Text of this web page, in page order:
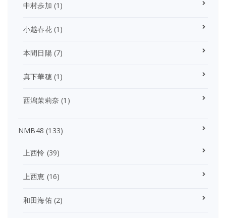
中村歩加 (1)
小越春花(1)
本間日陽(7)
真下華穂(1)
西潟茉莉奈 (1)
NMB48 (133)
上西怜 (39)
上西恵 (16)
和田海佑(2)